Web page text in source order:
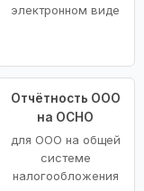
электронном виде
Отчётность ООО
на ОСНО
для ООО на общей
системе
налогообложения